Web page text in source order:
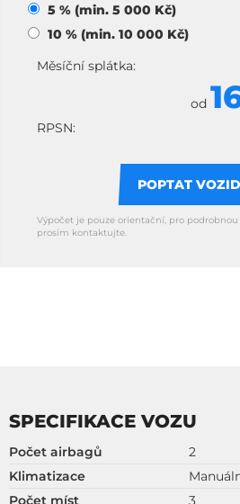
5 % (min. 5 000 Kč)
10 % (min. 10 000 Kč)
Měsíční splátka:
od
RPSN:
POPTAT
Výpočet je pouze orientační, pro
prosím kontaktujte.
SPECIFIKACE VOZU
Počet airbagů
2
Klimatizace
Počet míst
3